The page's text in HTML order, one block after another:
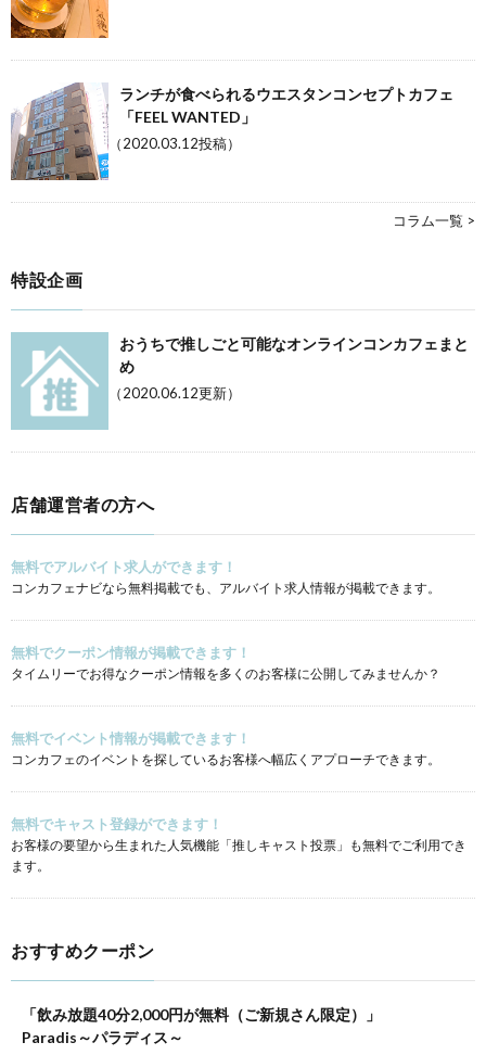
ランチが食べられるウエスタンコンセプトカフェ
「FEEL WANTED」
（2020.03.12投稿）
コラム一覧 >
特設企画
おうちで推しごと可能なオンラインコンカフェまと
め
（2020.06.12更新）
店舗運営者の方へ
無料でアルバイト求人ができます！
コンカフェナビなら無料掲載でも、アルバイト求人情報が掲載できます。
無料でクーポン情報が掲載できます！
タイムリーでお得なクーポン情報を多くのお客様に公開してみませんか？
無料でイベント情報が掲載できます！
コンカフェのイベントを探しているお客様へ幅広くアプローチできます。
無料でキャスト登録ができます！
お客様の要望から生まれた人気機能「推しキャスト投票」も無料でご利用でき
ます。
おすすめクーポン
「飲み放題40分2,000円が無料（ご新規さん限定）」
Paradis～パラディス～